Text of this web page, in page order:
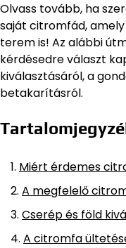
Olvass tovább, ha
saját citromfád,
terem is! Az alábbi
kérdésedre választ
kiválasztásáról, a
betakarításról.
Miért érdemes
A megfelelő
Cserép és föld
A citromfa